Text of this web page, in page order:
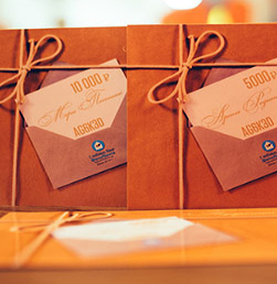
Ваш регион доставки
Выберите из списка: